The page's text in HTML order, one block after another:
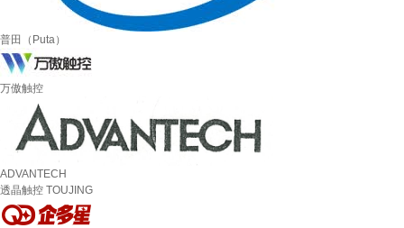
普田（Puta）
万傲触控
ADVANTECH
透晶触控 TOUJING